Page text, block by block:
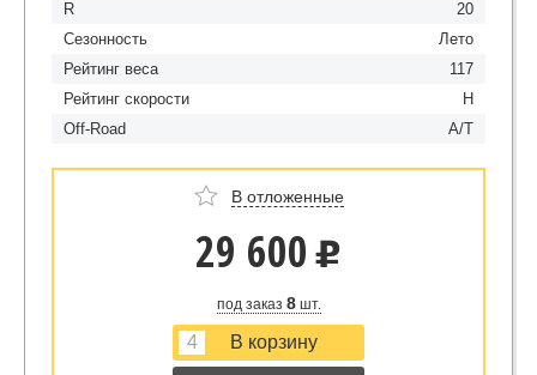
R
20
Сезонность
Лето
Рейтинг веса
117
Рейтинг скорости
H
Off-Road
A/T
В отложенные
29 600 u
под заказ 8шт.